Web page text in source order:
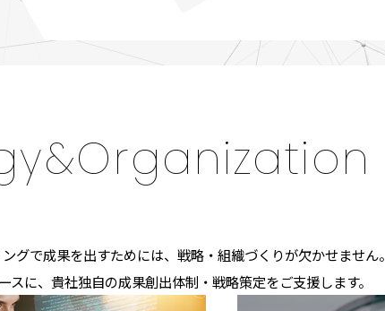
グで成果を出すためには、戦略・組織づくりが欠かせません。
スに、貴社独自の成果創出体制・戦略策定をご支援します。